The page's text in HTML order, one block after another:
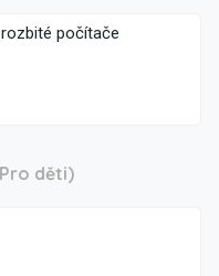
počítače
děti)